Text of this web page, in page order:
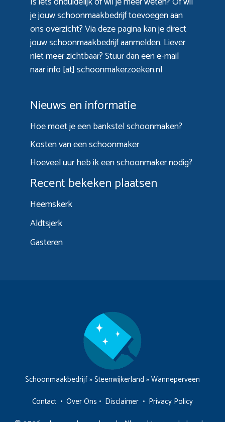
je jouw schoonmaakbedrijf toevoegen aan
ons overzicht? Viadeze paginakan je direct
jouw schoonmaakbedrijf aanmelden. Liever
niet meer zichtbaar? Stuur dan een e-mail
naar info [at] schoonmakerzoeken.nl
Nieuws en informatie
Hoe moet je een bankstel schoonmaken?
Kosten van een schoonmaker
Hoeveel uur heb ik een schoonmaker nodig?
Recent bekeken plaatsen
Heemskerk
Aldtsjerk
Gasteren
Schoonmaakbedrijf»Steenwijkerland »Wanneperveen
Contact • Over Ons • Disclaimer • Privacy Policy